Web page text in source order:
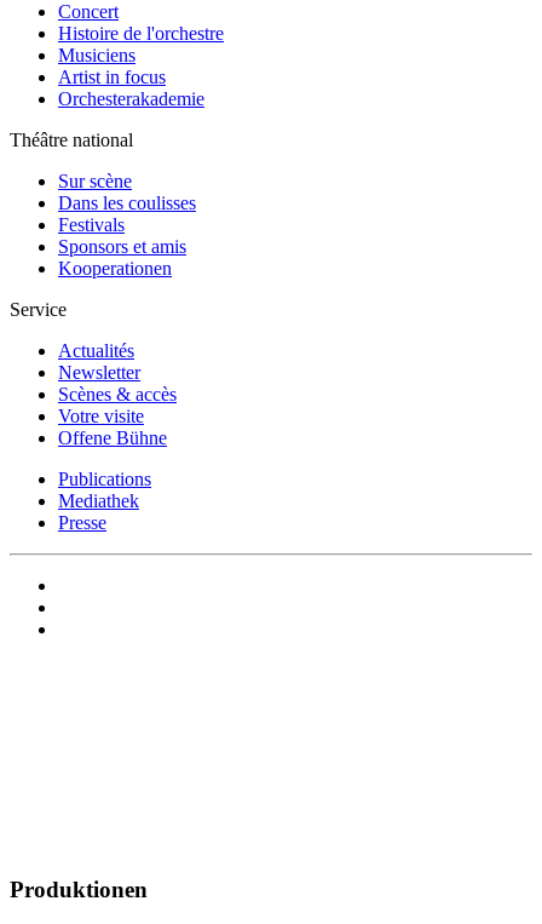
Concert
Histoire de l'orchestre
Musiciens
Artist in focus
Orchesterakademie
Théâtre national
Sur scène
Dans les coulisses
Festivals
Sponsors et amis
Kooperationen
Service
Actualités
Newsletter
Scènes & accès
Votre visite
Offene Bühne
Publications
Mediathek
Presse
Produktionen